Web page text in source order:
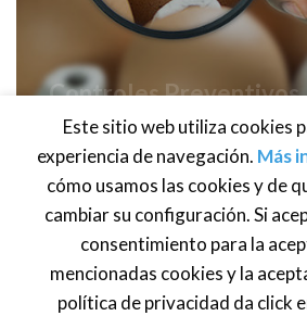
Controles Preventivos
Consumo Humano
México· Centroamérica ·
Atención al cliente: info@global-
Este sitio web utiliza cookies
experiencia de navegación. Más
cómo usamos las cookies y de
cambiar su configuración. Si
consentimiento para la
mencionadas cookies y la
política de privacidad da click